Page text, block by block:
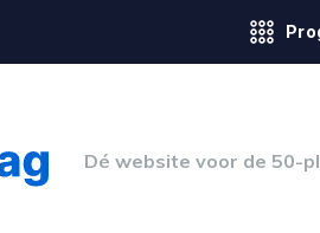
Dé website voor de 50-